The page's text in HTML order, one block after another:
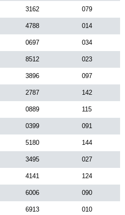
3162 079
4788 014
0697 034
8512 023
3896 097
2787 142
0889 115
0399 091
5180 144
3495 027
4141 124
6006 090
6913 010